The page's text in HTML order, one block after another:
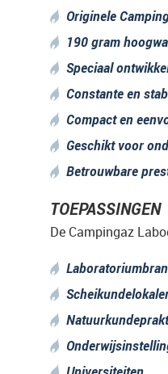
Originele
190 gram
Speciaal
Constante en
Compact en
Geschikt voor
Betrouwbare
TOEPASSINGEN
De Campingaz